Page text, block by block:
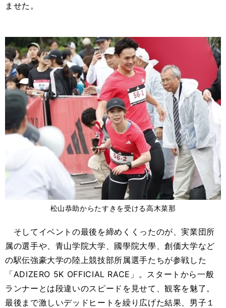
ませた。
松山恭助からたすきを受ける高木菜那
そしてイベントの最後を締めくくったのが、実業団所
属の選手や、青山学院大学、國學院大學、創価大学など
の駅伝強豪大学の陸上競技部所属選手たちが参戦した
「ADIZERO 5K OFFICIAL RACE」。スタートから一般
ランナーとは段違いのスピードを見せて、観客を魅了。
最後まで激しいデッドヒートを繰り広げた結果、男子１